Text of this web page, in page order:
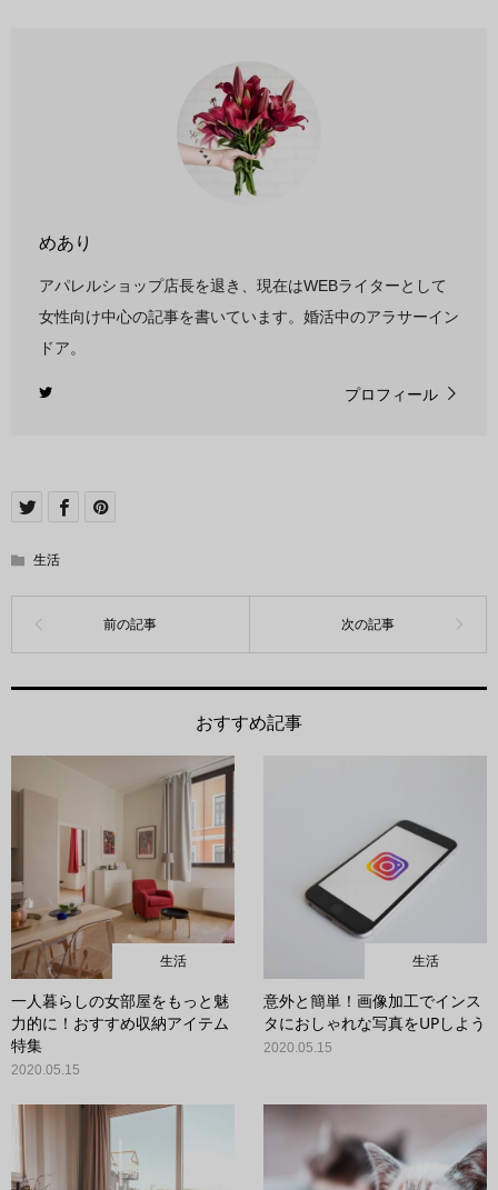
めあり
アパレルショップ店長を退き、現在はWEBライターとして
女性向け中心の記事を書いています。婚活中のアラサーイン
ドア。
プロフィール
生活
おすすめ記事
生活
一人暮らしの女部屋をもっと魅
力的に！おすすめ収納アイテム
特集
2020.05.15
生活
意外と簡単！画像加工でインス
タにおしゃれな写真をUPしよう
2020.05.15